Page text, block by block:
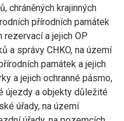
chráněných krajinných
přírodních památek
rezervací a jejich OP
a správy CHKO, na území
památek a jejich
a jejich ochranné pásmo,
újezdy a objekty důležité
úřady, na území